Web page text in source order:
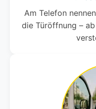
Am Telefon
die Türöffnung –